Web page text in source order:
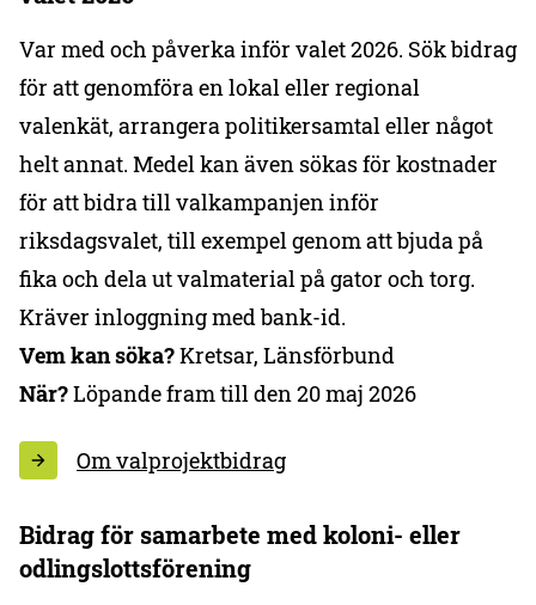
Var med och påverka inför valet 2026. Sök bidrag
för att genomföra en lokal eller regional
valenkät, arrangera politikersamtal eller något
helt annat. Medel kan även sökas för kostnader
för att bidra till valkampanjen inför
riksdagsvalet, till exempel genom att bjuda på
fika och dela ut valmaterial på gator och torg.
Kräver inloggning med bank-id.
Vem kan söka?Kretsar, Länsförbund
När?Löpande fram till den 20 maj 2026
Om valprojektbidrag
Bidrag för samarbete med koloni- eller
odlingslottsförening